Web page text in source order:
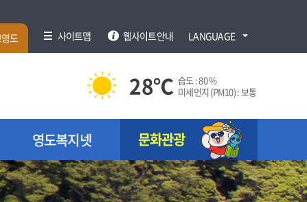
도 사이트맵 웹사이트안내 LANGUAGE
28℃ 습도 :80 %
미세먼지 (PM10) :보통
영도복지넷 문화관광